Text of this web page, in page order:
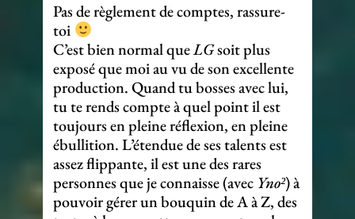
Pas de règlement de comptes, rassure-
toi
C’est bien normal queLGsoit plus
exposé que moi au vu de son excellente
production. Quand tu bosses avec lui,
tu te rends compte à quel point il est
toujours en pleine réflexion, en pleine
ébullition. L’étendue de ses talents est
assez flippante, il est une des rares
personnes que je connaisse (avec Yno²) à
pouvoir gérer un bouquin de A à Z, des